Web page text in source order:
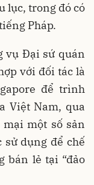
lục, trong đó có
Pháp.
vụ Đại sứ quán
với đối tác là
để trình
Việt Nam, qua
một số sản
dụng để chế
bán lẻ tại “đảo